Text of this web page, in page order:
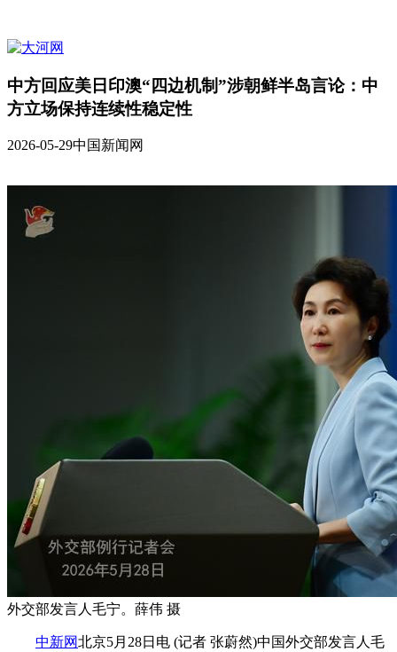
中方回应美日印澳“四边机制”涉朝鲜半岛言论：中
方立场保持连续性稳定性
2026-05-29中国新闻网
外交部发言人毛宁。薛伟 摄
中新网北京5月28日电 (记者 张蔚然)中国外交部发言人毛